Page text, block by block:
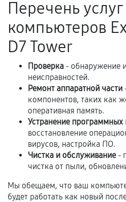
Программные сбои, если
отдельных условиях.
Если
самостоятельно
Гарантия на выполненные
сохраняться полностью или
соблюдены следующие
Предоставленные детали
техническим
дефектов.
Установка была
центром.
Перечень
компьютеров
D7 Tower
Проверка - обнаружение
неисправностей.
Ремонт аппаратной части
компонентов, таких как
оперативная память.
Устранение
восстановление
вирусов, настройка ПО.
Чистка и обслуживание-
чистка от пыли,
Мы обещаем, что ваш
будет работать как новый